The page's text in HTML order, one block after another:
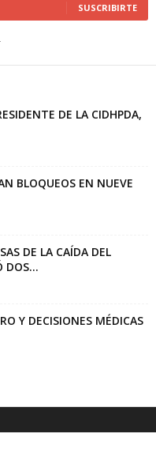
SUSCRIBIRTE
DE LA CIDHPDA,
BLOQUEOS EN NUEVE
DE LA CAÍDA DEL
DOS...
Y DECISIONES MÉDICAS